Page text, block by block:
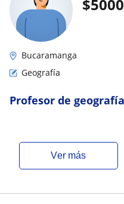
$5000
Bucaramanga
Geografía
Profesor de
ver más